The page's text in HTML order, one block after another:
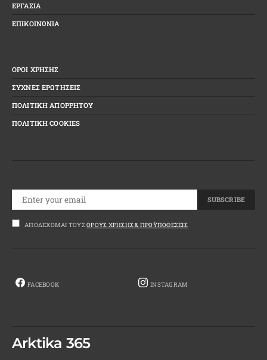
ΕΡΓΑΣΙΑ
ΕΠΙΚΟΙΝΩΝΙΑ
ΟΡΟΙ ΧΡΗΣΗΣ
ΣΥΧΝΕΣ ΕΡΩΤΗΣΕΙΣ
ΠΟΛΙΤΙΚΗ ΑΠΟΡΡΗΤΟΥ
ΠΟΛΙΤΙΚΗ COOKIES
SUBSCRIBE
ΑΠΟΔΈΧΟΜΑΙ ΤΟΥΣΌΡΟΥΣ ΧΡΉΣΗΣ & ΠΡΟΫΠΟΘΈΣΕΙΣ
FACEBOOK INSTAGRAM
Arktika 365